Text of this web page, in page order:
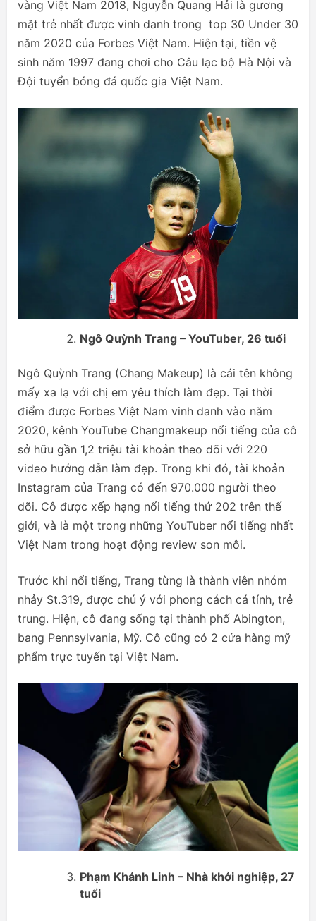
vàng Việt Nam 2018, Nguyễn Quang Hải là gương
mặt trẻ nhất được vinh danh trong top 30 Under 30
năm 2020 của Forbes Việt Nam. Hiện tại, tiền vệ
sinh năm 1997 đang chơi cho Câu lạc bộ Hà Nội và
Đội tuyển bóng đá quốc gia Việt Nam.
Ngô Quỳnh Trang – YouTuber, 26 tuổi
Ngô Quỳnh Trang (Chang Makeup) là cái tên không
mấy xa lạ với chị em yêu thích làm đẹp. Tại thời
điểm được Forbes Việt Nam vinh danh vào năm
2020, kênh YouTube Changmakeup nổi tiếng của cô
sở hữu gần 1,2 triệu tài khoản theo dõi với 220
video hướng dẫn làm đẹp. Trong khi đó, tài khoản
Instagram của Trang có đến 970.000 người theo
dõi. Cô được xếp hạng nổi tiếng thứ 202 trên thế
giới, và là một trong những YouTuber nổi tiếng nhất
Việt Nam trong hoạt động review son môi.
Trước khi nổi tiếng, Trang từng là thành viên nhóm
nhảy St.319, được chú ý với phong cách cá tính, trẻ
trung. Hiện, cô đang sống tại thành phố Abington,
bang Pennsylvania, Mỹ. Cô cũng có 2 cửa hàng mỹ
phẩm trực tuyến tại Việt Nam.
Phạm Khánh Linh – Nhà khởi nghiệp, 27
tuổi